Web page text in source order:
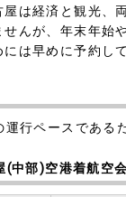
は経済と観光、
んが、年末年始
は早めに予約し
行ペースである
中部)空港着航空